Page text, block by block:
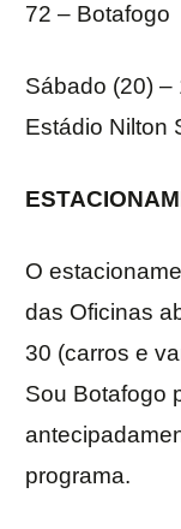
72 – Botafogo
Sábado (20) –
Estádio Nilton
O
das Oficinas
30 (carros e
Sou Botafogo
programa.